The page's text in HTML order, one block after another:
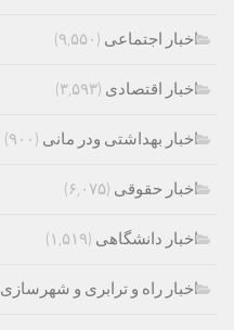
اخبار اجتماعی (۹,۵۵۰)
اخبار اقتصادی (۳,۵۹۳)
اخبار بهداشتی ودر مانی (۹۰۰)
اخبار حقوقی (۶,۰۷۵)
اخبار دانشگاهی (۱,۵۱۹)
اخبار راه و ترابری و شهرسازی